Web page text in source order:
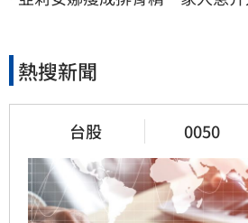
熱搜新聞
台股 0050